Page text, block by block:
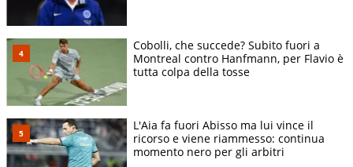
Cobolli, che succede? Subito fuori a
Montreal contro Hanfmann, per Flavio è
tutta colpa della tosse
L'Aia fa fuori Abisso ma lui vince il
ricorso e viene riammesso: continua
momento nero per gli arbitri